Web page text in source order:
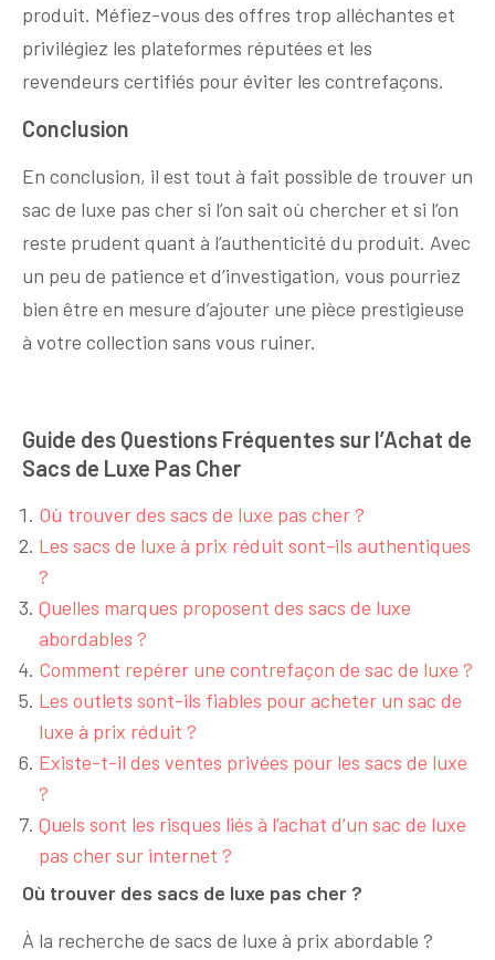
produit. Méfiez-vous des offres trop alléchantes et
privilégiez les plateformes réputées et les
revendeurs certifiés pour éviter les contrefaçons.
Conclusion
En conclusion, il est tout à fait possible de trouver un
sac de luxe pas cher si l’on sait où chercher et si l’on
reste prudent quant à l’authenticité du produit. Avec
un peu de patience et d’investigation, vous pourriez
bien être en mesure d’ajouter une pièce prestigieuse
à votre collection sans vous ruiner.
Guide des Questions Fréquentes sur l’Achat de
Sacs de Luxe Pas Cher
Où trouver des sacs de luxe pas cher ?
Les sacs de luxe à prix réduit sont-ils authentiques
?
Quelles marques proposent des sacs de luxe
abordables ?
Comment repérer une contrefaçon de sac de luxe ?
Les outlets sont-ils fiables pour acheter un sac de
luxe à prix réduit ?
Existe-t-il des ventes privées pour les sacs de luxe
?
Quels sont les risques liés à l’achat d’un sac de luxe
pas cher sur internet ?
Où trouver des sacs de luxe pas cher ?
À la recherche de sacs de luxe à prix abordable ?